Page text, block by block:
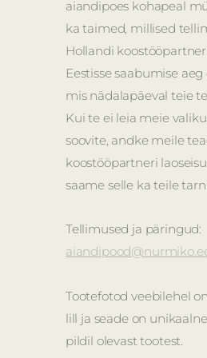
aiandipoes kohapeal
ka taimed, millised
Hollandi
Eestisse saabumise
mis nädalapäeval teie
Kui te ei leia meie
soovite, andke meile
koostööpartneri
saame selle ka teile
Tellimused ja päringud:
Tootefotod veebilehel
lill ja seade on
pildil olevast tootest.